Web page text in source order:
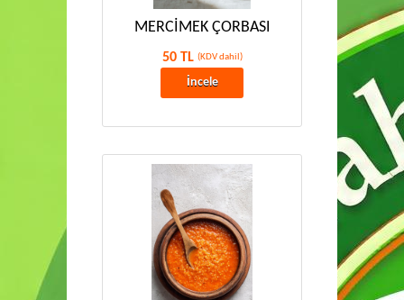
MERCİMEK ÇORBASI
50 TL (KDV dahil)
İncele